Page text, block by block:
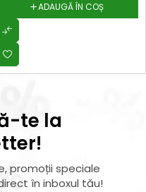
ADAUGĂ ÎN COȘ
te la
promoții speciale
în inboxul tău!